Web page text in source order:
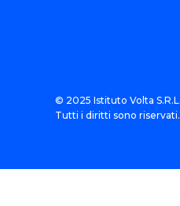
© 2025 Istituto Volta
Tutti i diritti sono riservati.